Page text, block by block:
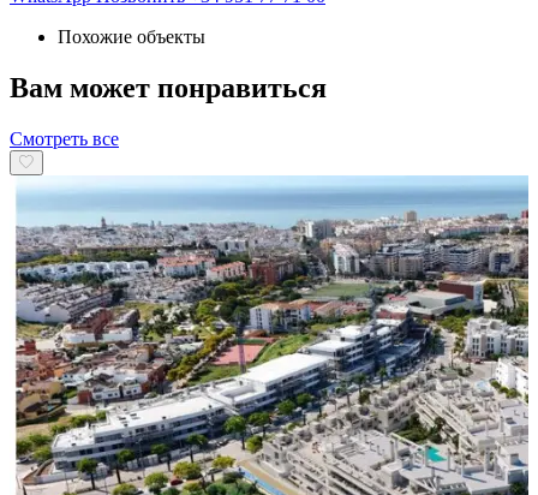
Похожие объекты
Вам может понравиться
Смотреть все